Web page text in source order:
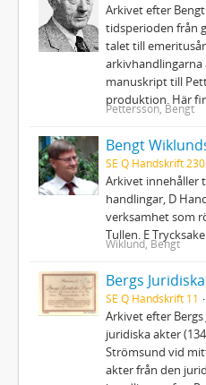
Arkivet efter
tidsperioden från
talet till
manuskript till
produktion. Här
Pettersson, Bengt
Bengt
SE Q Handskrift 230
Arkivet innehåller
handlingar, D
verksamhet som
Tullen. E
Wiklund, Bengt
Bergs
SE Q Handskrift 11
Arkivet efter
juridiska akter
Strömsund vid
akter från den